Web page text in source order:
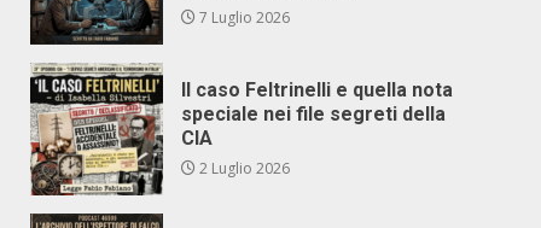
7 Luglio 2026
Il caso Feltrinelli e quella nota
speciale nei file segreti della
CIA
2 Luglio 2026